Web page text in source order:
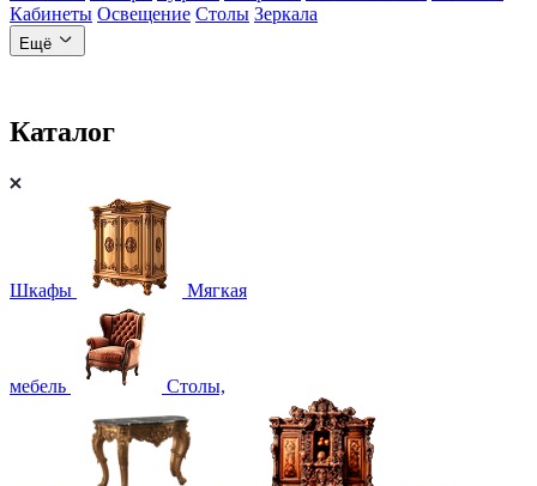
Кабинеты Освещение Столы Зеркала
Ещё
Каталог
Шкафы Мягкая
мебель Столы,